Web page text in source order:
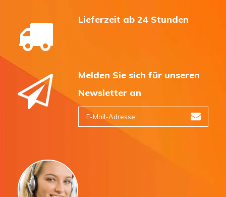
Lieferzeit ab 24 Stunden
Melden Sie sich für unseren
Newsletter an